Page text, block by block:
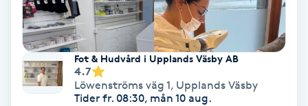
Hårborttagning
Hårbottenbehandling
Hårförlängning
Fot & Hudvård i Upplands Väsby AB
4.7
Löwenströms väg 1, Upplands Väsby
Tider fr. 08:30, mån 10 aug.